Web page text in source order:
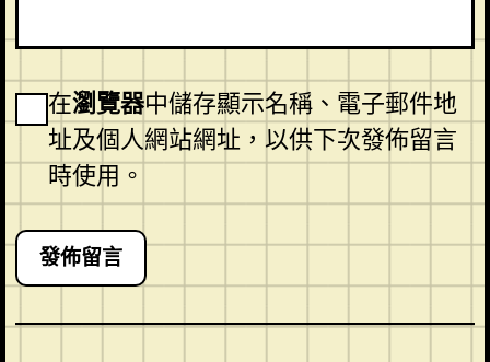
在瀏覽器中儲存顯示名稱、電子郵件地
址及個人網站網址，以供下次發佈留言
時使用。